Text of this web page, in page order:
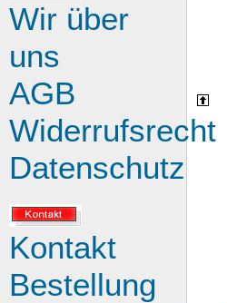
Wir über
uns
AGB
Widerrufsrecht
Datenschutz
Kontakt
Bestellung